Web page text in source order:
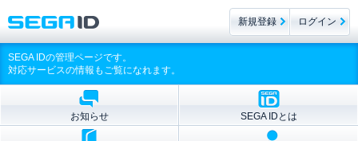
SEGA IDの管理ページです。
対応サービスの情報もご覧になれます。
お知らせ SEGA IDとは
新規登録 ログイン